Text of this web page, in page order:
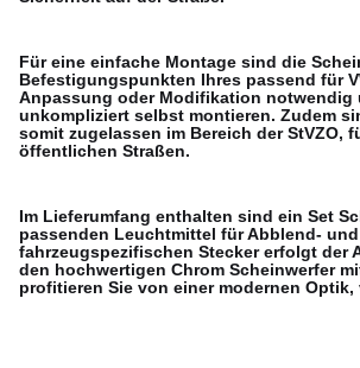
Für eine einfache Montage sind die
Befestigungspunkten Ihres passend für
Anpassung oder Modifikation notwendig
unkompliziert selbst montieren. Zudem
somit zugelassen im Bereich der StVZO,
öffentlichen Straßen.
Im Lieferumfang enthalten sind ein Set
passenden Leuchtmittel für Abblend-
fahrzeugspezifischen Stecker erfolgt der
den hochwertigen Chrom Scheinwerfer
profitieren Sie von einer modernen